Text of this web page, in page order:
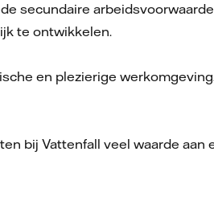
secundaire
te ontwikkelen.
en plezierige
bij Vattenfall veel waarde